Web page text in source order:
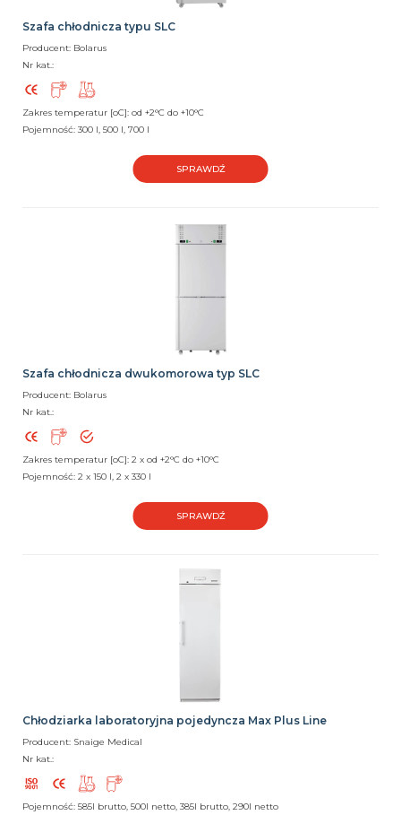
Szafa chłodnicza typu SLC
Producent: Bolarus
Nr kat.:
Zakres temperatur [oC]: od +2°C do +10°C
Pojemność: 300 l, 500 l, 700 l
SPRAWDŹ
Szafa chłodnicza dwukomorowa typ SLC
Producent: Bolarus
Nr kat.:
Zakres temperatur [oC]: 2 x od +2°C do +10°C
Pojemność: 2 x 150 l, 2 x 330 l
SPRAWDŹ
Chłodziarka laboratoryjna pojedyncza Max Plus Line
Producent: Snaige Medical
Nr kat.:
Pojemność: 585l brutto, 500l netto, 385l brutto, 290l netto